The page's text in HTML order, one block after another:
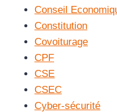
Conseil
Constitution
Covoiturage
CPF
CSE
CSEC
Cyber-sécurité